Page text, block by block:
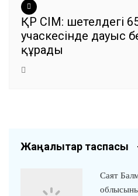
ҚР СІМ: шетелдегі
учаскесінде дауыс
құрады
Жаңалықтар таспасы
Саят